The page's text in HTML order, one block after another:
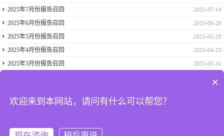
2025-07-14
2025年7月份报告召回
2025-06-28
2025年6月份报告召回
2025-05-29
2025年5月份报告召回
2025-04-23
2025年4月份报告召回
2025-03-31
2025年3月份报告召回
2024年11月份报告召回
×
欢迎来到本网站，请问有什么可以帮您？